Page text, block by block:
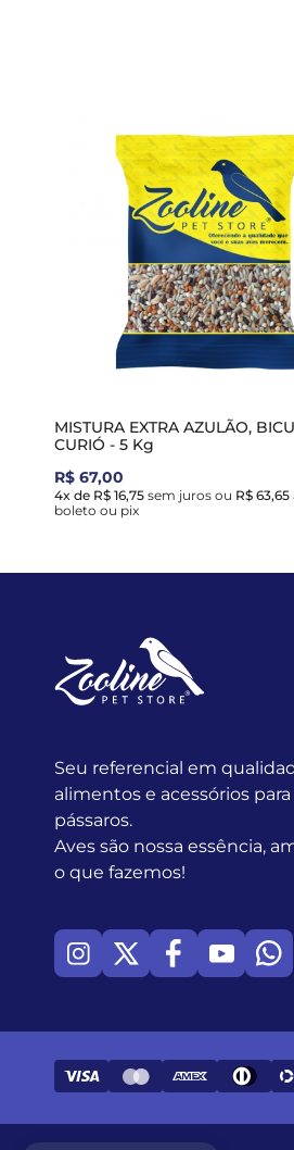
MISTURA EXTRA AZULÃO,
CURIÓ - 5 Kg
R$ 67,00
4x de R$ 16,75 sem juros ou R$ 63,65
boleto ou pix
Seu referencial em
alimentos e acessórios para
pássaros.
Aves são nossa essência,
o que fazemos!